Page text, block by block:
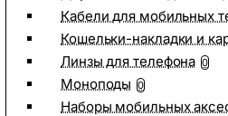
Кабели для мобильных
Кошельки-накладки и
Линзы для телефона 0
Моноподы 0
Наборы мобильных